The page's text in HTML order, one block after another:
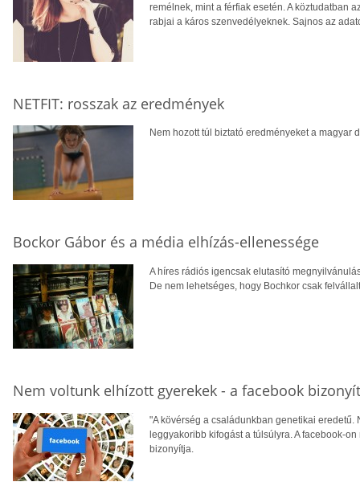
remélnek, mint a férfiak esetén. A köztudatban
rabjai a káros szenvedélyeknek. Sajnos az
NETFIT: rosszak az eredmények
Nem hozott túl biztató eredményeket a magyar
Bockor Gábor és a média elhízás-ellenessége
A híres rádiós igencsak elutasító
De nem lehetséges, hogy Bochkor csak
Nem voltunk elhízott gyerekek - a facebook bizonyít
"A kövérség a családunkban genetikai
leggyakoribb kifogást a túlsúlyra. A facebook-
bizonyítja.